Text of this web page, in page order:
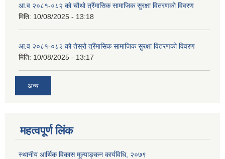
आ.व २०८१-०८२ को चौथो त्रैंमासिक सामाजिक सुरक्षा वितरणको विवरण
मिति: 10/08/2025 - 13:18
आ.व २०८१-०८२ को तेस्रो त्रैंमासिक सामाजिक सुरक्षा वितरणको विवरण
मिति: 10/08/2025 - 13:17
अन्य
महत्वपूर्ण लिंक
स्थानीय आर्थिक विकास मूल्याङ्कन कार्यविधि, २०७९